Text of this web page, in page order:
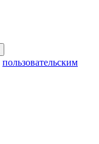
пользовательским